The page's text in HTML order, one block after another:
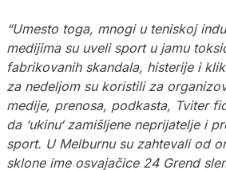
“Umesto toga, mnogi u teniskoj
medijima su uveli sport u jamu
fabrikovanih skandala, histerije i
za nedeljom su koristili za
medije, prenosa, podkasta, Tviter
da ‘ukinu‘ zamišljene neprijatelje i
sport. U Melburnu su zahtevali od
sklone ime osvajačice 24 Grend